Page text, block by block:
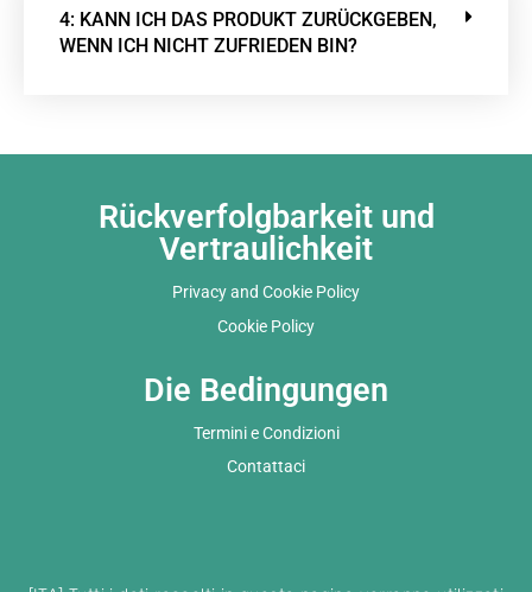
4: KANN ICH DAS PRODUKT ZURÜCKGEBEN,
WENN ICH NICHT ZUFRIEDEN BIN?
Rückverfolgbarkeit und
Vertraulichkeit
Privacy and Cookie Policy
Cookie Policy
Die Bedingungen
Termini e Condizioni
Contattaci